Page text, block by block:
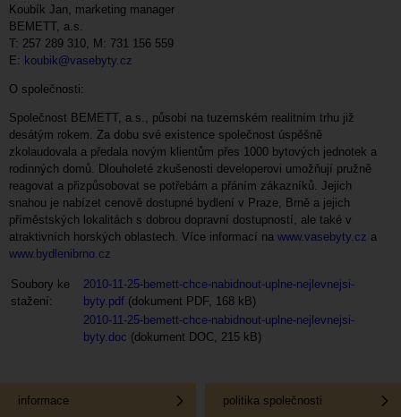
Koubík Jan, marketing manager
BEMETT, a.s.
T: 257 289 310, M: 731 156 559
E: koubik@vasebyty.cz
O společnosti:
Společnost BEMETT, a.s., působí na tuzemském realitním trhu již
desátým rokem. Za dobu své existence společnost úspěšně
zkolaudovala a předala novým klientům přes 1000 bytových jednotek a
rodinných domů. Dlouholeté zkušenosti developerovi umožňují pružně
reagovat a přizpůsobovat se potřebám a přáním zákazníků. Jejich
snahou je nabízet cenově dostupné bydlení v Praze, Brně a jejich
příměstských lokalitách s dobrou dopravní dostupností, ale také v
atraktivních horských oblastech. Více informací na www.vasebyty.cz a
www.bydlenibrno.cz
Soubory ke
stažení:
2010-11-25-bemett-chce-nabidnout-uplne-nejlevnejsi-
byty.pdf (dokument PDF, 168 kB)
2010-11-25-bemett-chce-nabidnout-uplne-nejlevnejsi-
byty.doc (dokument DOC, 215 kB)
informace politika společnosti